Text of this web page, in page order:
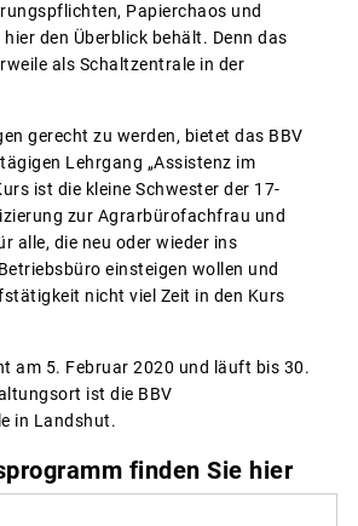
Papierchaos und
den Überblick behält. Denn das
als Schaltzentrale in der
gerecht zu werden, bietet das BBV
Lehrgang „Assistenz im
ist die kleine Schwester der 17-
zur Agrarbürofachfrau und
alle, die neu oder wieder ins
einsteigen wollen und
nicht viel Zeit in den Kurs
am 5. Februar 2020 und läuft bis 30.
ist die BBV
in Landshut.
finden Sie hier